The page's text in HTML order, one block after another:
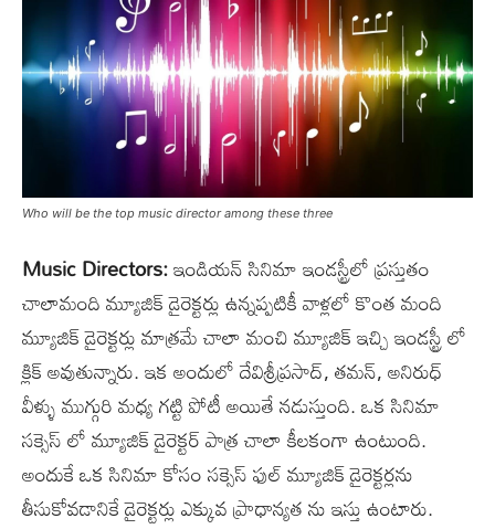
Who will be the top music director among these three
Music Directors:ఇండియన్ సినిమా ఇండస్ట్రీలో ప్రస్తుతం
చాలామంది మ్యూజిక్ డైరెక్టర్లు ఉన్నప్పటికీ వాళ్లలో కొంత మంది
మ్యూజిక్ డైరెక్టర్లు మాత్రమే చాలా మంచి మ్యూజిక్ ఇచ్చి ఇండస్ట్రీ లో
క్లిక్ అవుతున్నారు. ఇక అందులో దేవిశ్రీప్రసాద్, తమన్, అనిరుధ్
వీళ్ళు ముగ్గురి మధ్య గట్టి పోటీ అయితే నడుస్తుంది. ఒక సినిమా
సక్సెస్ లో మ్యూజిక్ డైరెక్టర్ పాత్ర చాలా కీలకంగా ఉంటుంది.
అందుకే ఒక సినిమా కోసం సక్సెస్ ఫుల్ మ్యూజిక్ డైరెక్టర్లను
తీసుకోవడానికే డైరెక్టర్లు ఎక్కువ ప్రాధాన్యత ను ఇస్తు ఉంటారు.